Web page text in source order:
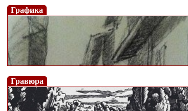
Графика
Гравюра